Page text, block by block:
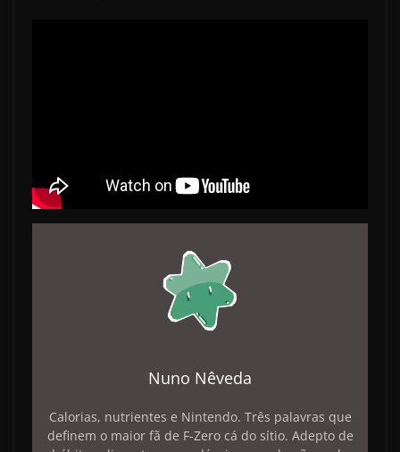
Nuno Nêveda
Calorias, nutrientes e Nintendo. Três palavras que
definem o maior fã de F-Zero cá do sítio. Adepto de